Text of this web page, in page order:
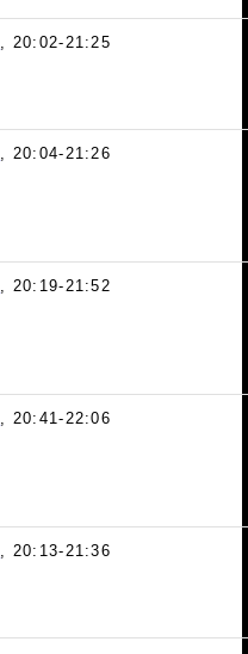
, 20:02-21:25
, 20:04-21:26
, 20:19-21:52
, 20:41-22:06
, 20:13-21:36